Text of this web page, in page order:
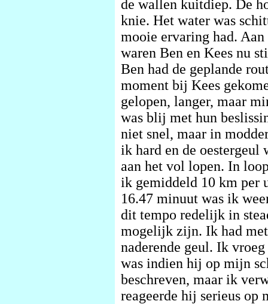
de wallen kuitdiep. De
knie. Het water was
mooie ervaring had.
waren Ben en Kees nu
Ben had de geplande
moment bij Kees
gelopen, langer, maar
was blij met hun
niet snel, maar in
ik hard en de
aan het vol lopen. In
ik gemiddeld 10 km per
16.47 minuut was ik
dit tempo redelijk in
mogelijk zijn. Ik had met
naderende geul. Ik
was indien hij op mijn
beschreven, maar ik
reageerde hij serieus op